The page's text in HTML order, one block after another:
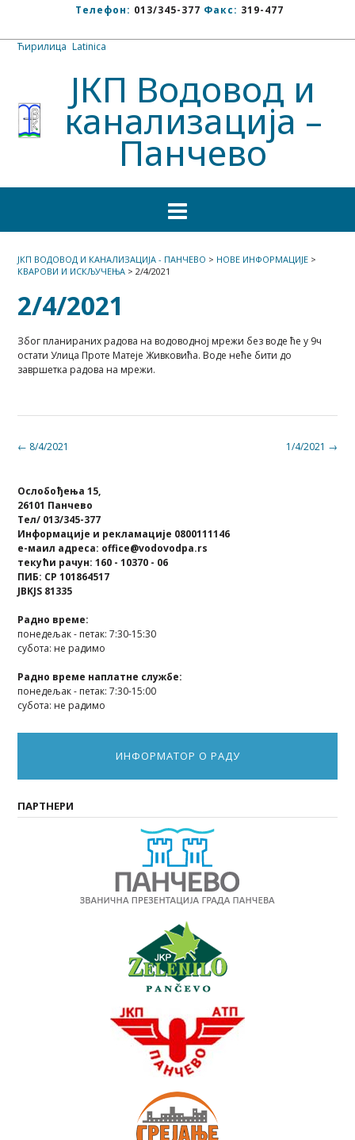
Телефон: 013/345-377 Факс: 319-477
Ћирилица Latinica
ЈКП Водовод и
канализација –
Панчево
ЈКП ВОДОВОД И КАНАЛИЗАЦИЈА - ПАНЧЕВО > НОВЕ ИНФОРМАЦИЈЕ >
КВАРОВИ И ИСКЉУЧЕЊА > 2/4/2021
2/4/2021
Због планираних радова на водоводној мрежи без воде ће у 9ч
остати Улица Проте Матеје Живковића. Воде неће бити до
завршетка радова на мрежи.
Post 1/4/2021 →
← 8/4/2021
Ослобођења 15,
26101 Панчево
Тел/ 013/345-377
Информације и рекламације 0800111146
е-маил адреса: office@vodovodpa.rs
текући рачун: 160 - 10370 - 06
ПИБ: СР 101864517
JBKJS 81335
Радно време:
понедељак - петак: 7:30-15:30
субота: не радимо
Радно време наплатне службе:
понедељак - петак: 7:30-15:00
субота: не радимо
ИНФОРМАТОР О РАДУ
ПАРТНЕРИ